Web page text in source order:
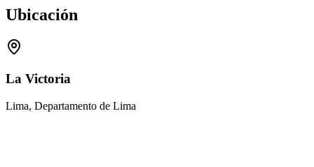
Ubicación
La Victoria
Lima, Departamento de Lima